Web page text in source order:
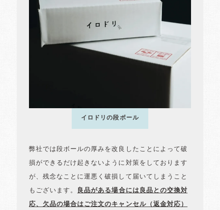
イロドリの段ボール
弊社では段ボールの厚みを改良したことによって破
損ができるだけ起きないように対策をしております
が、残念なことに運悪く破損して届いてしまうこと
もございます。 良品がある場合には良品との交換対
応、欠品の場合はご注文のキャンセル（返金対応）